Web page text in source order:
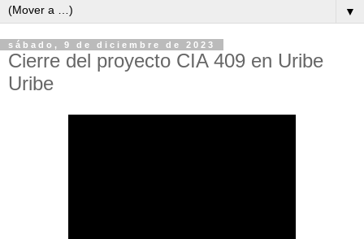
▼
sábado, 9 de diciembre de 2023
Cierre del proyecto CIA 409 en Uribe
Uribe